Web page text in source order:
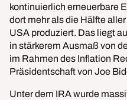
kontinuierlich erneuerbare
dort mehr als die Hälfte
USA produziert. Das liegt
in stärkerem Ausmaß von
im Rahmen des Inflation
Präsidentschaft von Joe
Unter dem IRA wurde